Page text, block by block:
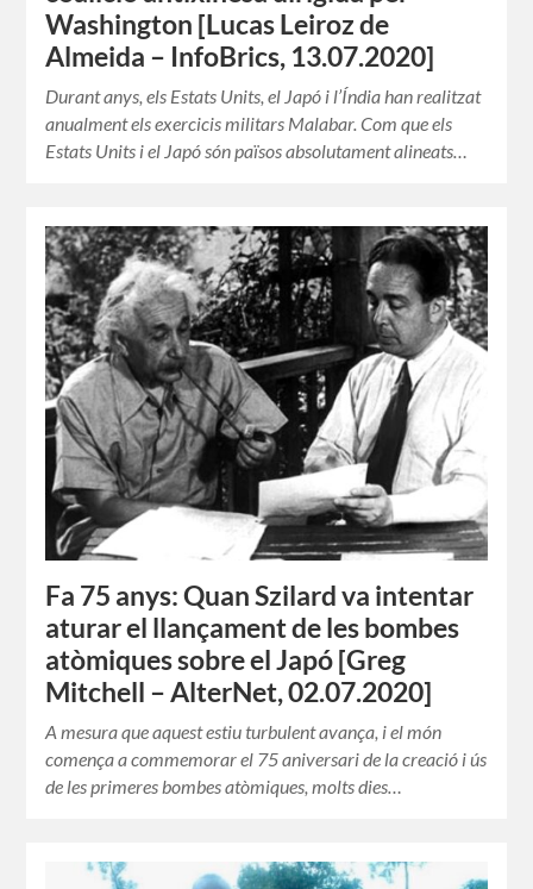
Washington [Lucas Leiroz de
Almeida – InfoBrics, 13.07.2020]
Durant anys, els Estats Units, el Japó i l’Índia han realitzat
anualment els exercicis militars Malabar. Com que els
Estats Units i el Japó són països absolutament alineats…
Fa 75 anys: Quan Szilard va intentar
aturar el llançament de les bombes
atòmiques sobre el Japó [Greg
Mitchell – AlterNet, 02.07.2020]
A mesura que aquest estiu turbulent avança, i el món
comença a commemorar el 75 aniversari de la creació i ús
de les primeres bombes atòmiques, molts dies…